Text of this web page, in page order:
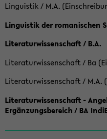
Linguistik / M.A.
Linguistik der romanischen
Literaturwissenschaft / B.A.
Literaturwissenschaft / Ba
Literaturwissenschaft / M.A.
Literaturwissenschaft -
Ergänzungsbereich / BA